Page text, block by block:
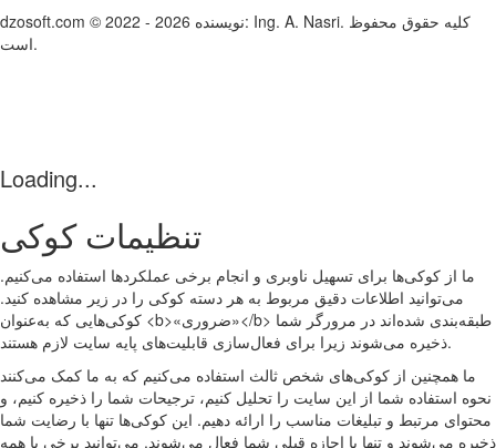
dzosoft.com © 2022 - 2026 نویسنده: Ing. A. Nasri. کلیه حقوق محفوظ
است.
Loading...
تنظیمات کوکی
ما از کوکی‌ها برای تسهیل ناوبری و انجام برخی عملکردها استفاده می‌کنیم.
می‌توانید اطلاعات دقیق مربوط به هر دسته کوکی را در زیر مشاهده کنید.
کوکی‌هایی که به‌عنوان <b>«ضروری»</b> طبقه‌بندی شده‌اند در مرورگر شما
ذخیره می‌شوند زیرا برای فعال‌سازی قابلیت‌های پایه سایت لازم هستند.
ما همچنین از کوکی‌های شخص ثالث استفاده می‌کنیم که به ما کمک می‌کنند
نحوه استفاده شما از این سایت را تحلیل کنیم، ترجیحات شما را ذخیره کنیم، و
محتوای مرتبط و تبلیغات مناسب را ارائه دهیم. این کوکی‌ها تنها با رضایت شما
ذخیره می‌شوند و تنها با اجازه قبلی شما فعال می‌شوند. می‌توانید برخی یا همه